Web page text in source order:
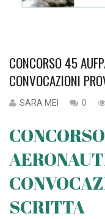
CONCORSO 45
CONVOCAZIONI
SARA MEI 0
SCRITTA